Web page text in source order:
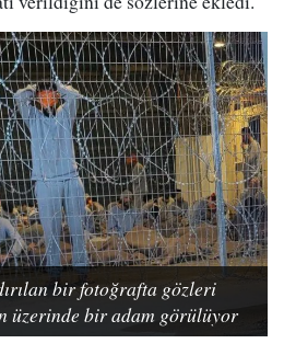
bir fotoğrafta gözleri
üzerinde bir adam görülüyor